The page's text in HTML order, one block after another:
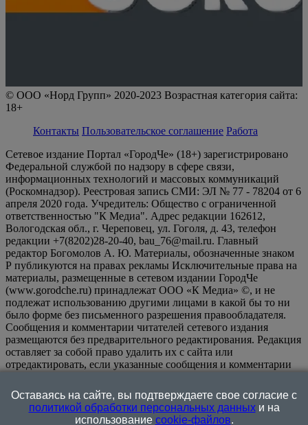
© ООО «Норд Групп» 2020-2023 Возрастная категория сайта:
18+
Контакты Пользовательское соглашение Работа
Сетевое издание Портал «ГородЧе» (18+) зарегистрировано
Федеральной службой по надзору в сфере связи,
информационных технологий и массовых коммуникаций
(Роскомнадзор). Реестровая запись СМИ: ЭЛ № 77 - 78204 от 6
апреля 2020 года. Учредитель: Общество с ограниченной
ответственностью "К Медиа". Адрес редакции 162612,
Вологодская обл., г. Череповец, ул. Гоголя, д. 43, телефон
редакции +7(8202)28-20-40, bau_76@mail.ru. Главный
редактор Богомолов А. Ю. Материалы, обозначенные знаком
Р публикуются на правах рекламы Исключительные права на
материалы, размещенные в сетевом издании ГородЧе
(www.gorodche.ru) принадлежат ООО «К Медиа» ©, и не
подлежат использованию другими лицами в какой бы то ни
было форме без письменного разрешения правообладателя.
Сообщения и комментарии читателей сетевого издания
размещаются без предварительного редактирования. Редакция
оставляет за собой право удалить их с сайта или
отредактировать, если указанные сообщения и комментарии
или нарушением иных требований закона.
информационном ресурсе применяются рекомендательные
технологии (информационные технологии предоставления
Оставаясь на сайте, вы подтверждаете свое согласие с
политикой обработки персональных данныхи на
использование cookie-файлов.